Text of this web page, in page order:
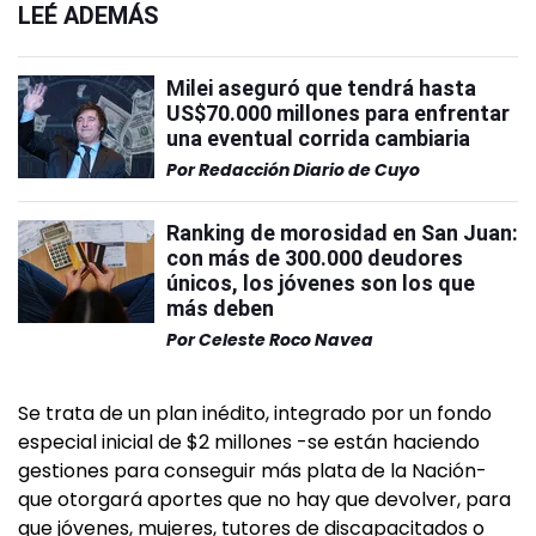
LEÉ ADEMÁS
Milei aseguró que tendrá hasta
US$70.000 millones para enfrentar
una eventual corrida cambiaria
PorRedacción Diario de Cuyo
Ranking de morosidad en San Juan:
con más de 300.000 deudores
únicos, los jóvenes son los que
más deben
PorCeleste Roco Navea
Se trata de un plan inédito, integrado por un fondo
especial inicial de $2 millones -se están haciendo
gestiones para conseguir más plata de la Nación-
que otorgará aportes que no hay que devolver, para
que jóvenes, mujeres, tutores de discapacitados o